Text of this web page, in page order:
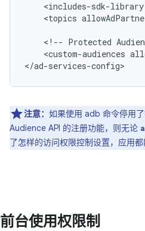
<includes-sdk-library
<topics
<!-- Protected
<custom-audiences
注意： 如果使用 adb 命令停用
Audience API 的注册功能，则无论
了怎样的访问权限控制设置，应用都
前台使用权限制